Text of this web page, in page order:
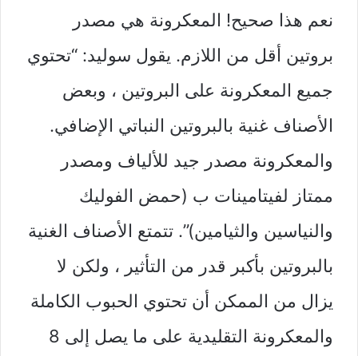
نعم هذا صحيح! المعكرونة هي مصدر
بروتين أقل من اللازم. يقول سوليد: “تحتوي
جميع المعكرونة على البروتين ، وبعض
الأصناف غنية بالبروتين النباتي الإضافي.
والمعكرونة مصدر جيد للألياف ومصدر
ممتاز لفيتامينات ب (حمض الفوليك
والنياسين والثيامين)”. تتمتع الأصناف الغنية
بالبروتين بأكبر قدر من التأثير ، ولكن لا
يزال من الممكن أن تحتوي الحبوب الكاملة
والمعكرونة التقليدية على ما يصل إلى 8